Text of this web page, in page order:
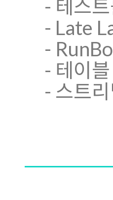
- 테스
- Late
-
- 테이
- 스트